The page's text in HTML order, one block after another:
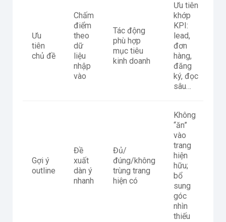
Ưu
tiên
chủ đề
Chấm
điểm
theo
dữ
liệu
nhập
vào
Tác động
phù hợp
mục tiêu
kinh doanh
Ưu tiên
khớp
KPI:
lead,
đơn
hàng,
đăng
ký, đọc
sâu…
Gợi ý
outline
Đề
xuất
dàn ý
nhanh
Đủ/
đúng/không
trùng trang
hiện có
Không
“ăn”
vào
trang
hiện
hữu;
bổ
sung
góc
nhìn
thiếu